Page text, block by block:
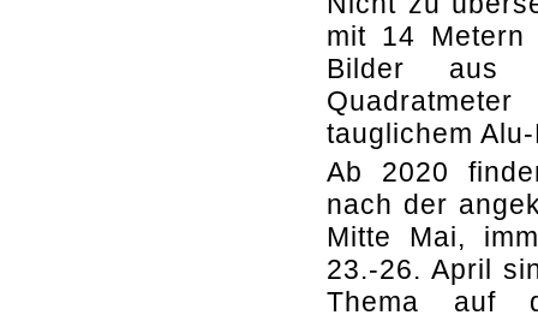
mit 14 Metern
Bilder aus
tauglichem
Ab 2020
nach der
Mitte Mai,
23.-26. April
Thema auf